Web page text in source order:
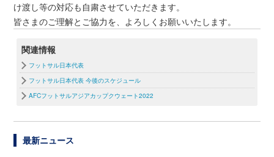
け渡し等の対応も自粛させていただきます。
皆さまのご理解とご協力を、よろしくお願いいたします。
関連情報
フットサル日本代表
フットサル日本代表 今後のスケジュール
AFCフットサルアジアカップクウェート2022
最新ニュース